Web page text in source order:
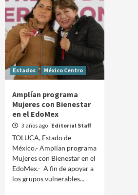
Estados México Centro
Amplían programa
Mujeres con Bienestar
en el EdoMex
3 años ago Editorial Staff
TOLUCA, Estado de
México.- Amplían programa
Mujeres con Bienestar en el
EdoMex.- A fin de apoyar a
los grupos vulnerables...